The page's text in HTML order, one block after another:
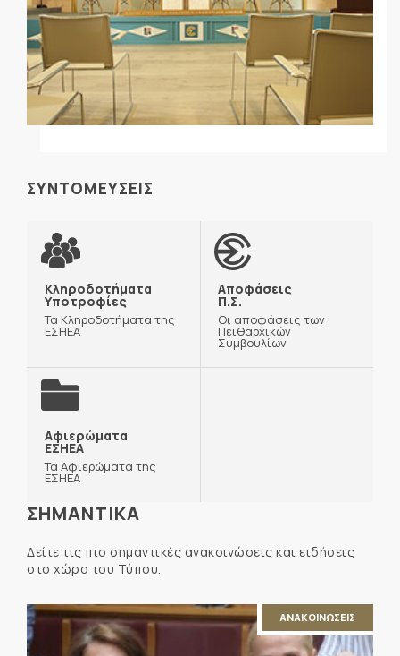
ΣΥΝΤΟΜΕΥΣΕΙΣ
Κληροδοτήματα
Υποτροφίες
Τα Κληροδοτήματα της
ΕΣΗΕΑ
Αποφάσεις
Π.Σ.
Οι αποφάσεις των
Πειθαρχικών
Συμβουλίων
Αφιερώματα
ΕΣΗΕΑ
Τα Αφιερώματα της
ΕΣΗΕΑ
ΣΗΜΑΝΤΙΚΑ
Δείτε τις πιο σημαντικές ανακοινώσεις και ειδήσεις
στο χώρο του Τύπου.
ΑΝΑΚΟΙΝΩΣΕΙΣ